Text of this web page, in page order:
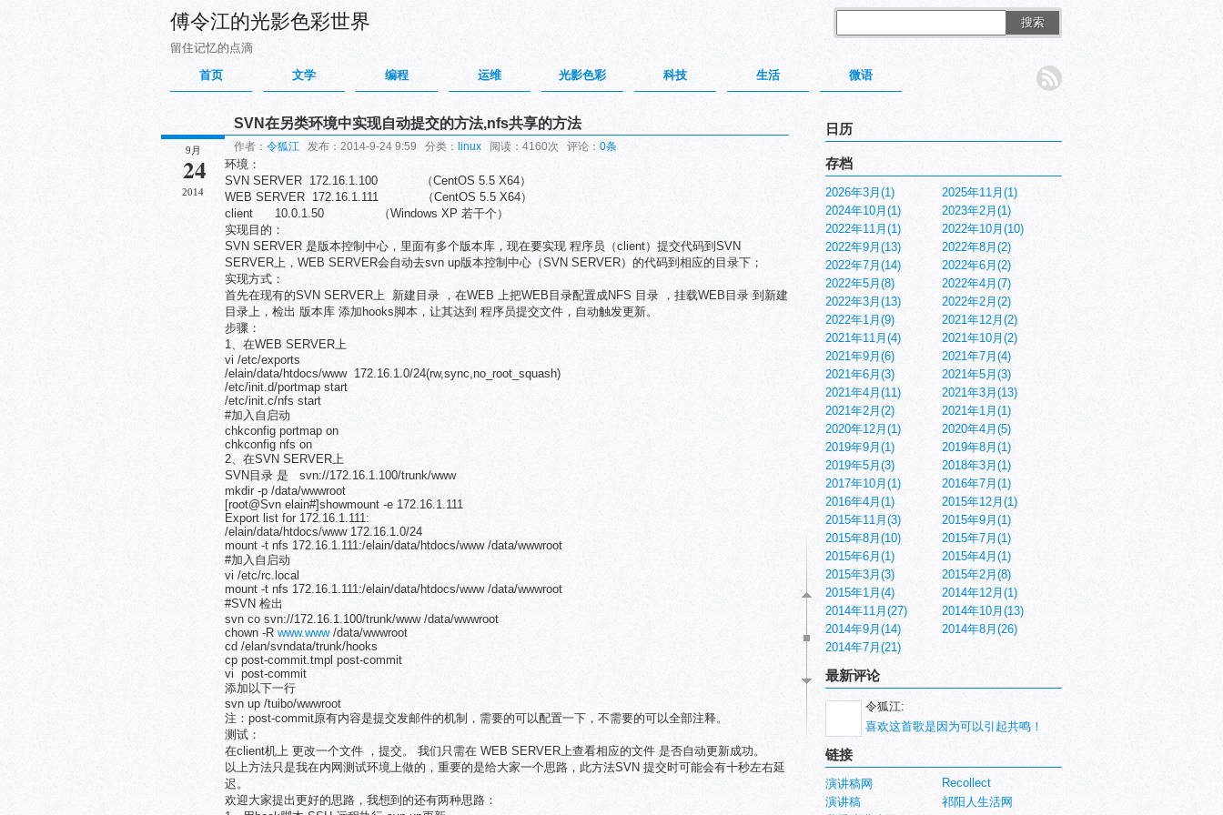
傅令江的光影色彩世界
留住记忆的点滴
搜索
首页 文学 编程 运维 光影色彩 科技 生活 微语
9月
24
2014
SVN在另类环境中实现自动提交的方法,nfs共享的方法
作者： 令狐江 发布：2014-9-24 9:59 分类： linux 阅读：4160次 评论： 0条
环境：
SVN SERVER 172.16.1.100 （CentOS 5.5 X64）
WEB SERVER 172.16.1.111 （CentOS 5.5 X64）
client 10.0.1.50 （Windows XP 若干个）
实现目的：
SVN SERVER 是版本控制中心，里面有多个版本库，现在要实现 程序员（client）提交代码到SVN
SERVER上，WEB SERVER会自动去svn up版本控制中心（SVN SERVER）的代码到相应的目录下；
实现方式：
首先在现有的SVN SERVER上 新建目录 ，在WEB 上把WEB目录配置成NFS 目录 ，挂载WEB目录 到新建
目录上，检出 版本库 添加hooks脚本，让其达到 程序员提交文件，自动触发更新。
步骤：
1、在WEB SERVER上
vi /etc/exports
/elain/data/htdocs/www 172.16.1.0/24(rw,sync,no_root_squash)
/etc/init.d/portmap start
/etc/init.c/nfs start
#加入自启动
chkconfig portmap on
chkconfig nfs on
2、在SVN SERVER上
SVN目录 是 svn://172.16.1.100/trunk/www
mkdir -p /data/wwwroot
[root@Svn elain#]showmount -e 172.16.1.111
Export list for 172.16.1.111:
/elain/data/htdocs/www 172.16.1.0/24
mount -t nfs 172.16.1.111:/elain/data/htdocs/www /data/wwwroot
#加入自启动
vi /etc/rc.local
mount -t nfs 172.16.1.111:/elain/data/htdocs/www /data/wwwroot
#SVN 检出
svn co svn://172.16.1.100/trunk/www /data/wwwroot
chown -R www.www/data/wwwroot
cd /elan/svndata/trunk/hooks
cp post-commit.tmpl post-commit
vi post-commit
添加以下一行
svn up /tuibo/wwwroot
注：post-commit原有内容是提交发邮件的机制，需要的可以配置一下，不需要的可以全部注释。
测试：
在client机上 更改一个文件 ，提交。 我们只需在 WEB SERVER上查看相应的文件 是否自动更新成功。
以上方法只是我在内网测试环境上做的，重要的是给大家一个思路，此方法SVN 提交时可能会有十秒左右延
迟。
欢迎大家提出更好的思路，我想到的还有两种思路：
日历
存档
2026年3月(1)
2025年11月(1)
2024年10月(1)
2023年2月(1)
2022年11月(1)
2022年10月(10)
2022年9月(13)
2022年8月(2)
2022年7月(14)
2022年6月(2)
2022年5月(8)
2022年4月(7)
2022年3月(13)
2022年2月(2)
2022年1月(9)
2021年12月(2)
2021年11月(4)
2021年10月(2)
2021年9月(6)
2021年7月(4)
2021年6月(3)
2021年5月(3)
2021年4月(11)
2021年3月(13)
2021年2月(2)
2021年1月(1)
2020年12月(1)
2020年4月(5)
2019年9月(1)
2019年8月(1)
2019年5月(3)
2018年3月(1)
2017年10月(1)
2016年7月(1)
2016年4月(1)
2015年12月(1)
2015年11月(3)
2015年9月(1)
2015年8月(10)
2015年7月(1)
2015年6月(1)
2015年4月(1)
2015年3月(3)
2015年2月(8)
2015年1月(4)
2014年12月(1)
2014年11月(27)
2014年10月(13)
2014年9月(14)
2014年8月(26)
2014年7月(21)
最新评论
令狐江:
喜欢这首歌是因为可以引起共鸣！
链接
演讲稿网
Recollect
演讲稿
祁阳人生活网